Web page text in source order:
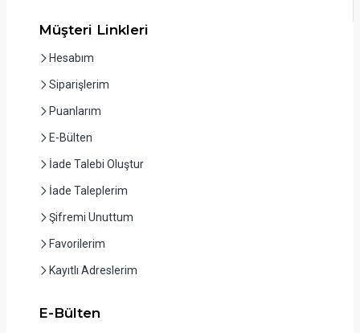
Müşteri Linkleri
Hesabım
Siparişlerim
Puanlarım
E-Bülten
İade Talebi Oluştur
İade Taleplerim
Şifremi Unuttum
Favorilerim
Kayıtlı Adreslerim
E-Bülten